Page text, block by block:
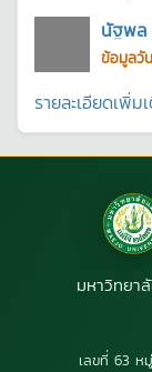
นัฐพล
ข้อมูลวั
รายละเอียดเพิ่ม
มหาวิทยา
เลขที่ 63 ห